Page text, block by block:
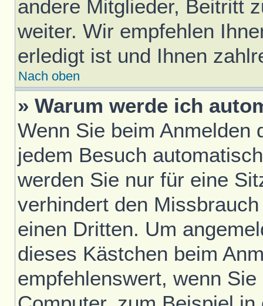
andere Mitglieder, Beitritt
weiter. Wir empfehlen
erledigt ist und Ihnen
Nach oben
» Warum werde ich
Wenn Sie beim Anmelden
jedem Besuch
werden Sie nur für eine
verhindert den
einen Dritten. Um
dieses Kästchen beim
empfehlenswert, wenn